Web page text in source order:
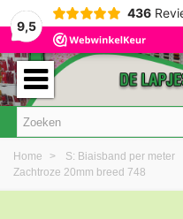
9,5
436
Home > S: Biaisband per meter
Zachtroze 20mm breed 748